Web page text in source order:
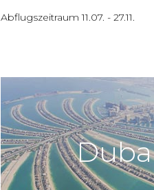
Abflugszeitraum 11.07. -27.11.